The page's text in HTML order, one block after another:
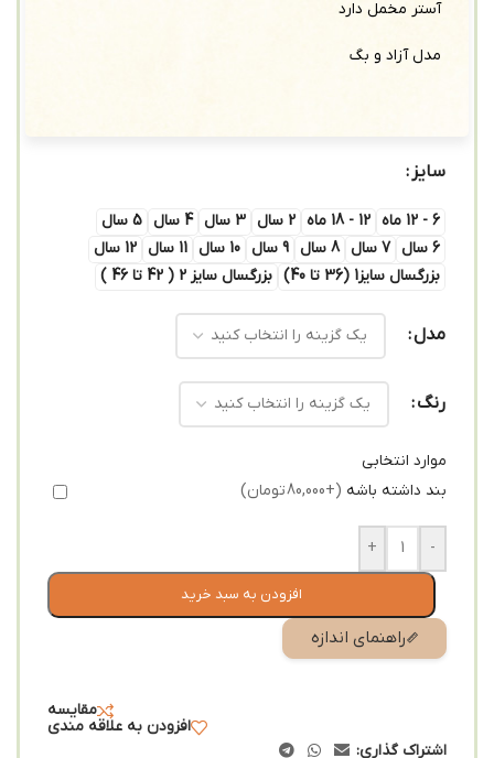
آستر مخمل دارد
مدل آزاد و بگ
سایز
6 - 12 ماه 12 - 18 ماه 2 سال 3 سال 4 سال
5 سال
6 سال
7 سال 8 سال 9 سال 10 سال 11 سال
12 سال
بزرگسال سایز1 (36 تا 40)
بزرگسال سایز 2 ( 42 تا 46 )
مدل
رنگ
موارد انتخابی
بند داشته باشه (+80,000 تومان)
-
+
افزودن به سبد خرید
راهنمای اندازه
مقایسه
افزودن به علاقه مندی
اشتراک گذاری: